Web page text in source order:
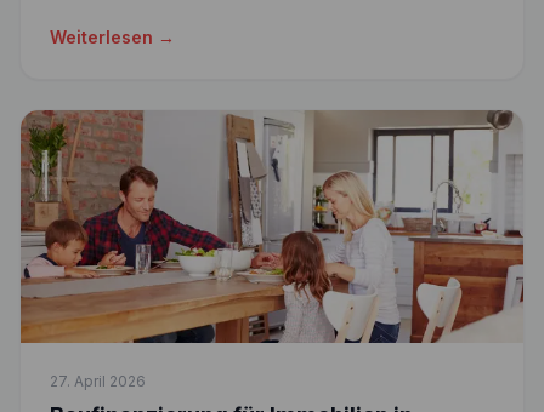
Weiterlesen →
27. April 2026